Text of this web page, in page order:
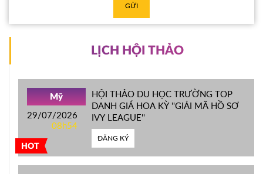
GỬI
LỊCH HỘI THẢO
HOT
Mỹ
29/07/2026
08h54
HỘI THẢO DU HỌC TRƯỜNG TOP
DANH GIÁ HOA KỲ ''GIẢI MÃ HỒ SƠ
IVY LEAGUE''
ĐĂNG KÝ